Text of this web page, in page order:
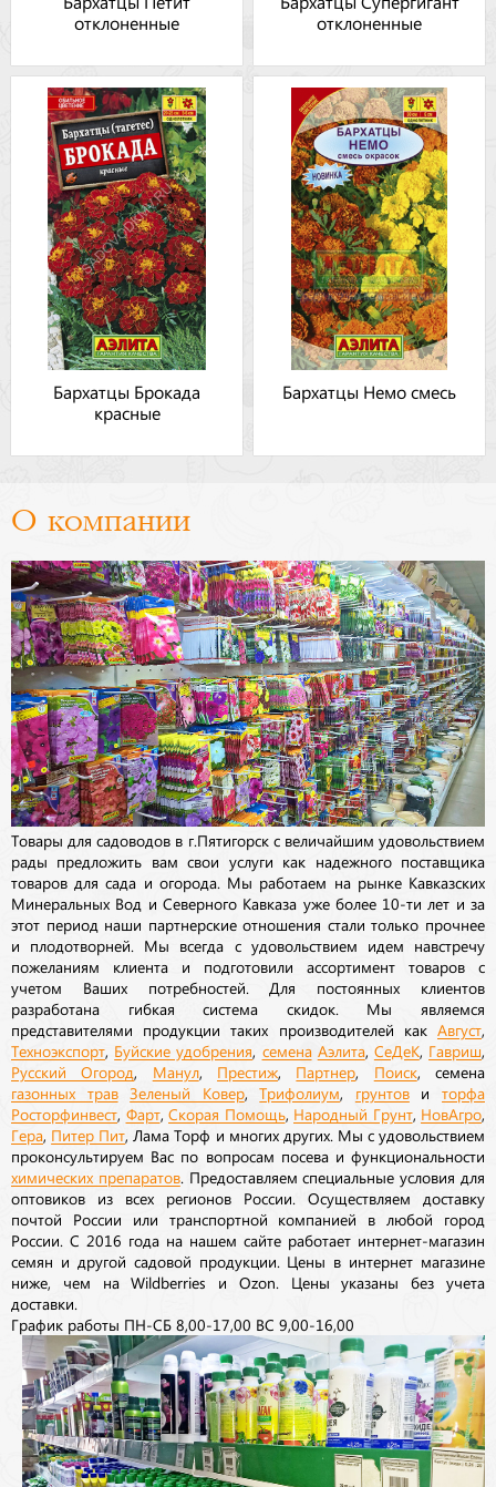
отклоненные
отклоненные
Бархатцы Брокада
красные
Бархатцы Немо смесь
О компании
Товары для садоводов в г.Пятигорск с величайшим удовольствием
рады предложить вам свои услуги как надежного поставщика
товаров для сада и огорода. Мы работаем на рынке Кавказских
Минеральных Вод и Северного Кавказа уже более 10-ти лет и за
этот период наши партнерские отношения стали только прочнее
и плодотворней. Мы всегда с удовольствием идем навстречу
пожеланиям клиента и подготовили ассортимент товаров с
учетом Ваших потребностей. Для постоянных клиентов
разработана гибкая система скидок. Мы являемся
представителями продукции таких производителей как Август
Техноэкспорт Буйские удобрения семена Аэлита, СеДеК Гавриш
Русский Огород Манул, Престиж Партнер Поиск, семена
газонных трав Зеленый Ковер,Трифолиум грунтовиторфа
Росторфинвест Фарт, Скорая Помощь Народный Грунт, НовАгро
Гера Питер Пит , Лама Торф и многих других. Мы с удовольствием
проконсультируем Вас по вопросам посева и функциональности
химических препаратов. Предоставляем специальные условия для
оптовиков из всех регионов России. Осуществляем доставку
почтой России или транспортной компанией в любой город
России. С 2016 года на нашем сайте работает интернет-магазин
семян и другой садовой продукции. Цены в интернет магазине
ниже, чем на Wildberries и Ozon. Цены указаны без учета
доставки.
График работы ПН-СБ 8,00-17,00 ВС 9,00-16,00